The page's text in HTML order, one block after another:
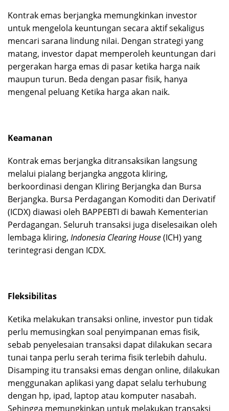
Kontrak emas berjangka memungkinkan investor
untuk mengelola keuntungan secara aktif sekaligus
mencari sarana lindung nilai. Dengan strategi yang
matang, investor dapat memperoleh keuntungan dari
pergerakan harga emas di pasar ketika harga naik
maupun turun. Beda dengan pasar fisik, hanya
mengenal peluang Ketika harga akan naik.
Keamanan
Kontrak emas berjangka ditransaksikan langsung
melalui pialang berjangka anggota kliring,
berkoordinasi dengan Kliring Berjangka dan Bursa
Berjangka. Bursa Perdagangan Komoditi dan Derivatif
(ICDX) diawasi oleh BAPPEBTI di bawah Kementerian
Perdagangan. Seluruh transaksi juga diselesaikan oleh
lembaga kliring, Indonesia Clearing House(ICH) yang
terintegrasi dengan ICDX.
Fleksibilitas
Ketika melakukan transaksi online, investor pun tidak
perlu memusingkan soal penyimpanan emas fisik,
sebab penyelesaian transaksi dapat dilakukan secara
tunai tanpa perlu serah terima fisik terlebih dahulu.
Disamping itu transaksi emas dengan online, dilakukan
menggunakan aplikasi yang dapat selalu terhubung
dengan hp, ipad, laptop atau komputer nasabah.
Sehingga memungkinkan untuk melakukan transaksi